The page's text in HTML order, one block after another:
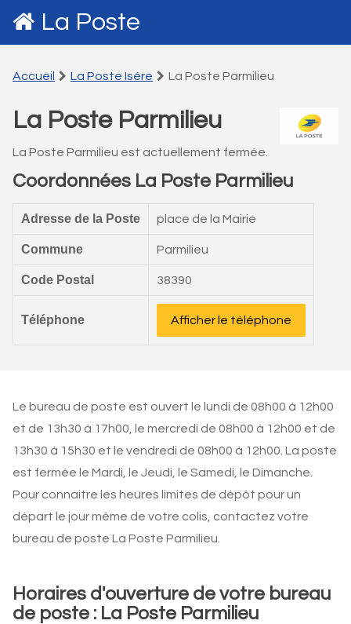
La Poste
Accueil La Poste Isére La Poste Parmilieu
La Poste Parmilieu
La Poste Parmilieu est actuellement fermée.
Coordonnées La Poste Parmilieu
Adresse de la Poste place de la Mairie
Commune Parmilieu
Code Postal 38390
Téléphone Afficher le téléphone
Le bureau de poste est ouvert le lundi de 08h00 à 12h00
et de 13h30 à 17h00, le mercredi de 08h00 à 12h00 et de
13h30 à 15h30 et le vendredi de 08h00 à 12h00. La poste
est fermée le Mardi, le Jeudi, le Samedi, le Dimanche.
Pour connaitre les heures limites de dépôt pour un
départ le jour même de votre colis, contactez votre
bureau de poste La Poste Parmilieu.
Horaires d'ouverture de votre bureau
de poste : La Poste Parmilieu